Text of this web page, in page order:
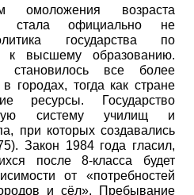
омоложения возраста
стала официально не
государства по
к высшему образованию.
становилось все более
городах, тогда как стране
ресурсы. Государство
систему училищ и
при которых создавались
Закон 1984 года гласил,
после 8-класса будет
от «потребностей
и сёл». Пребывание